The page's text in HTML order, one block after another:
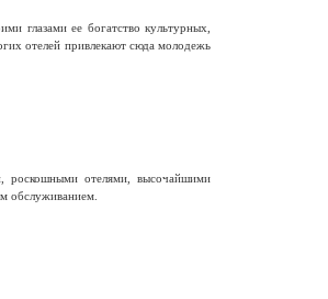
глазами ее богатство культурных,
отелей привлекают сюда молодежь
роскошными отелями, высочайшими
обслуживанием.